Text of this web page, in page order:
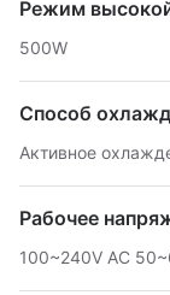
Режим
500W
Способ
Активное
Рабочее
100~240V AC